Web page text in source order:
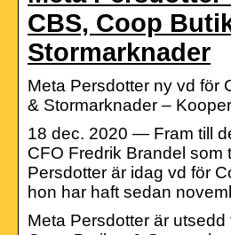
CBS, Coop
Stormarknader
Meta Persdotter ny vd för
& Stormarknader –
18 dec. 2020 — Fram till
CFO Fredrik Brandel som
Persdotter är idag vd för
hon har haft sedan
Meta Persdotter är utsedd